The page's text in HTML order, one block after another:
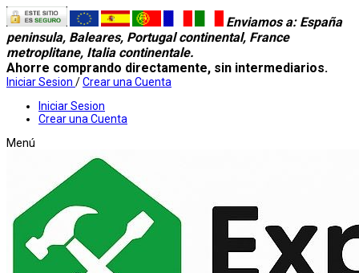
Enviamos a: España
peninsula, Baleares, Portugal continental, France
metroplitane, Italia continentale.
Ahorre comprando directamente, sin intermediarios.
Iniciar Sesion /Crear una Cuenta
Iniciar Sesion
Crear una Cuenta
Menú